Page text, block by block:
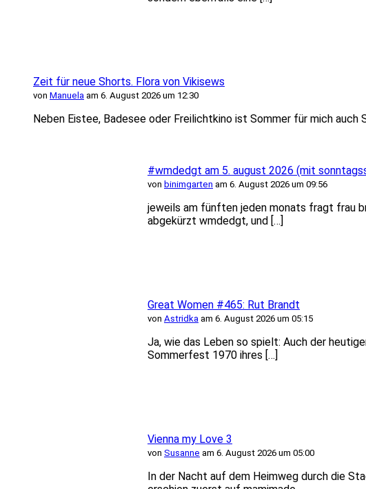
Zeit für neue Shorts. Flora von Vikisews
von Manuela am 6. August 2026 um 12:30
Neben Eistee, Badesee oder Freilichtkino ist Sommer für mich
#wmdedgt am 5. august 2026 (mit
von binimgarten am 6. August 2026 um 09:56
jeweils am fünften jeden monats fragt frau
abgekürzt wmdedgt, und […]
Great Women #465: Rut Brandt
von Astridka am 6. August 2026 um 05:15
Ja, wie das Leben so spielt: Auch der
Sommerfest 1970 ihres […]
Vienna my Love 3
von Susanne am 6. August 2026 um 05:00
In der Nacht auf dem Heimweg durch die